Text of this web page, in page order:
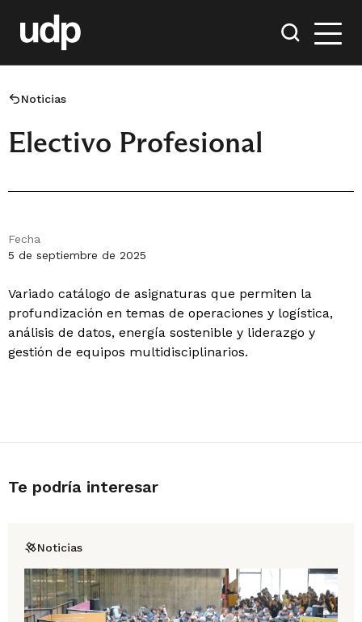
Noticias
Electivo Profesional
Fecha
5 de septiembre de 2025
Variado catálogo de asignaturas que permiten la
profundización en temas de operaciones y logística,
análisis de datos, energía sostenible y liderazgo y
gestión de equipos multidisciplinarios.
Te podría interesar
Noticias